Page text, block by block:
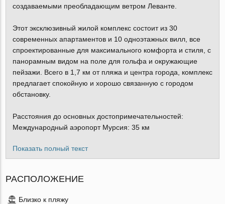
создаваемыми преобладающим ветром Леванте.
Этот эксклюзивный жилой комплекс состоит из 30
современных апартаментов и 10 одноэтажных вилл, все
спроектированные для максимального комфорта и стиля, с
панорамным видом на поле для гольфа и окружающие
пейзажи. Всего в 1,7 км от пляжа и центра города, комплекс
предлагает спокойную и хорошо связанную с городом
обстановку.
Расстояния до основных достопримечательностей:
Международный аэропорт Мурсия: 35 км
Показать полный текст
РАСПОЛОЖЕНИЕ
Близко к пляжу